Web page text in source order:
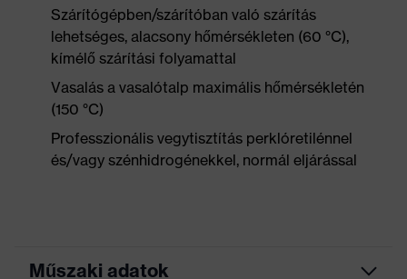
Szárítógépben/szárítóban való szárítás
lehetséges, alacsony hőmérsékleten (60 °C),
kímélő szárítási folyamattal
Vasalás a vasalótalp maximális hőmérsékletén
(150 °C)
Professzionális vegytisztítás perklóretilénnel
és/vagy szénhidrogénekkel, normál eljárással
Műszaki adatok